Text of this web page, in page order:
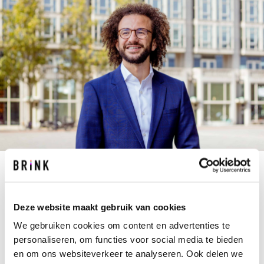
Deze website maakt gebruik van cookies
We gebruiken cookies om content en advertenties te
personaliseren, om functies voor social media te bieden
en om ons websiteverkeer te analyseren. Ook delen we
‘We kunnen onze problemen niet oplossen met
dezelfde manier van denken waarmee we ze
gecreëerd hebben’, aldus Housni. Of nee, Albert